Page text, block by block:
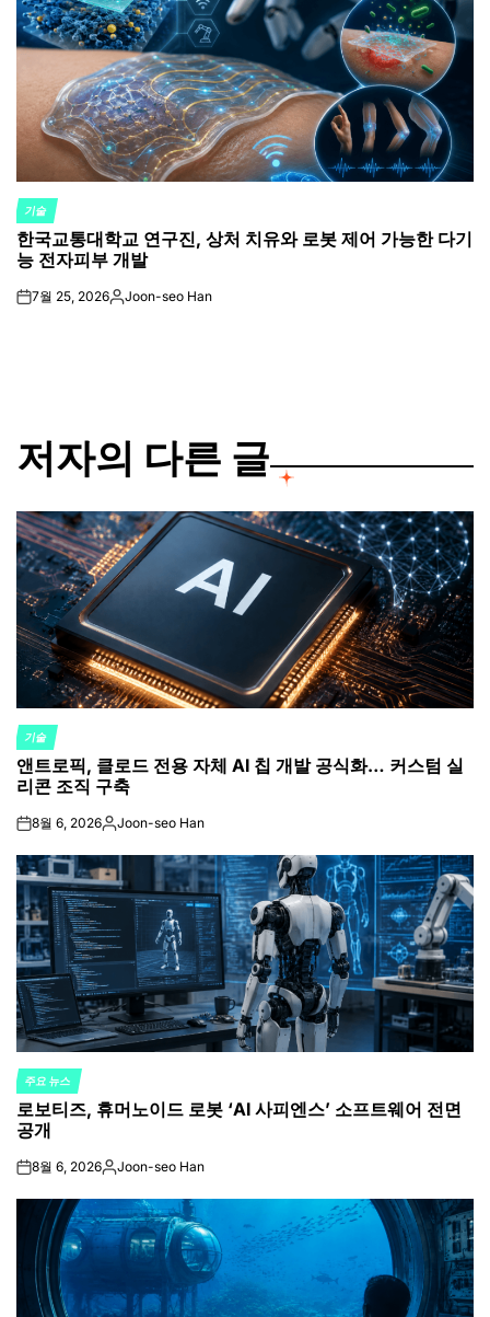
POSTED
IN
기술
한국교통대학교 연구진, 상처 치유와 로봇 제어 가능한 다기
능 전자피부 개발
on7월 25, 2026Posted
Joon-seo Han
저자의 다른 글
POSTED
IN
기술
앤트로픽, 클로드 전용 자체 AI 칩 개발 공식화… 커스텀 실
리콘 조직 구축
on8월 6, 2026Posted
Joon-seo Han
POSTED
IN
주요 뉴스
로보티즈, 휴머노이드 로봇 ‘AI 사피엔스’ 소프트웨어 전면
공개
on8월 6, 2026Posted
Joon-seo Han